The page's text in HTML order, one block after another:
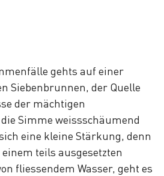
gehts auf einer
Siebenbrunnen, der Quelle
der mächtigen
Simme weissschäumend
eine kleine Stärkung, denn
teils ausgesetzten
fliessendem Wasser, geht es